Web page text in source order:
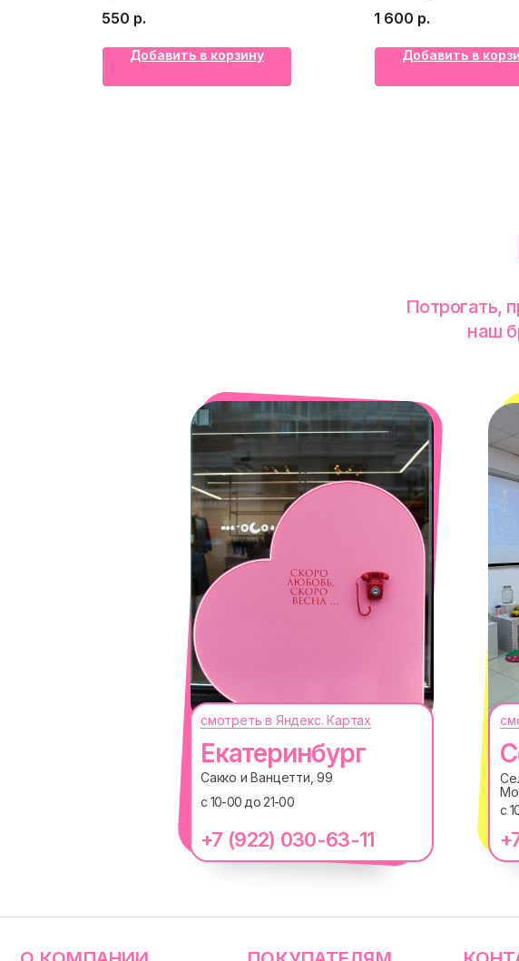
550 р.
Добавить в корзину
1 600 р.
Добавить в
Екатеринбург
Сакко и Ванцетти, 99
+7 (922) 030-63-11
с 10-00 до 21-00
смотреть в Яндекс. Картах
Потрогать,
наш
с
ИП Проворный Алексей Алексеевич
8 800 550-06-92
КОНТАКТЫ
Оплата долями
Size guide
Доставка и оплата
ПОКУПАТЕЛЯМ
Политика обработки